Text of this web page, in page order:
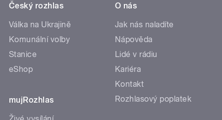
Český rozhlas
Válka na Ukrajině
Komunální volby
Stanice
eShop
mujRozhlas
O nás
Jak nás naladíte
Nápověda
Lidé v rádiu
Kariéra
Kontakt
Rozhlasový poplatek